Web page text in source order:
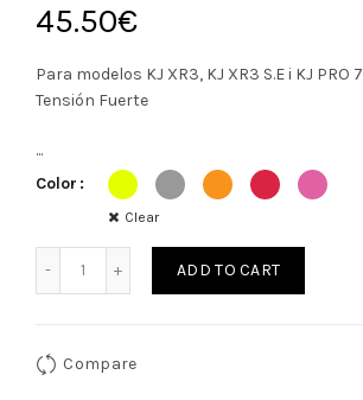
45.50€
Para modelos KJ XR3, KJ XR3 S.E i KJ PRO 7
Tensión Fuerte
...
Color
Clear
ADD TO CART
Compare